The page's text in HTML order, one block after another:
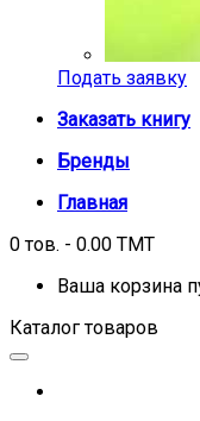
Подать заявку
Заказать книгу
Бренды
Главная
0 тов. - 0.00 TMT
Ваша корзина
Каталог товаров